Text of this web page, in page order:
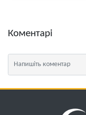
Коментарі